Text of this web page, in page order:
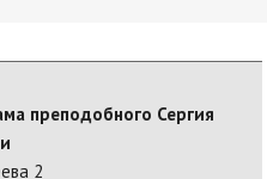
преподобного Сергия
2